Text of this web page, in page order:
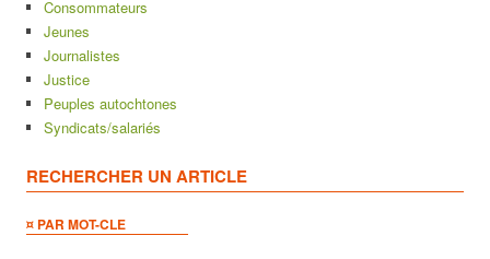
Consommateurs
Jeunes
Journalistes
Justice
Peuples autochtones
Syndicats/salariés
RECHERCHER UN ARTICLE
¤ PAR MOT-CLE